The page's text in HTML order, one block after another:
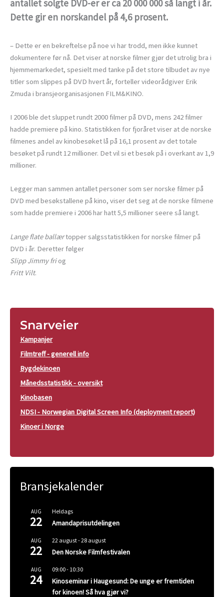
antallet solgte DVD-er er ca 20 000 000 så langt i år.
Dette gir en norskandel på 4,6 prosent.
– Dette er en bekreftelse på noe vi har trodd, men ikke kunnet
dokumentere før nå. Det viser at norske filmer gjør det utrolig bra i
hjemmemarkedet, spesielt med tanke på det store tilbudet av nye
titler som slippes på DVD hvert år, forteller videorådgiver Erik
Zmuda i bransjeorganisasjonen FILM&KINO.
I 2006 ble det sluppet rundt 2000 filmer på DVD, mens 242 filmer
hadde premiere på kino. Statistikken for fjoråret viser at de norske
filmenes andel av kinobesøket lå på 16,1 prosent av det totale
besøket på rundt 12 millioner. Det vil si et besøk på i overkant av 1,9
millioner.
Legger man sammen antallet personer som ser norske filmer på
DVD med besøkstallene på kino, viser det seg at de norske filmene
som hadde premiere i 2006 har hatt 5,5 millioner seere så langt.
Lange flate ballærtopper salgsstatistikken for norske filmer på
DVD i år. Deretter følger
Slipp Jimmy friog
Fritt Vilt.
Snarveier
Kampanjer
Filmtreff - generell info
Bygdekinoen
Månedsstatistikk - oversikt
Kinobasen
NDSI - Norwegian Digital Screen Info (deployment report)
Kinoer i Norge
Bransjekalender
AUG
22
Heldags
Amandaprisutdelingen
AUG
22
22 august-28 august
Den Norske Filmfestivalen
AUG
24
09:00- 10:30
Kinoseminar i Haugesund: De unge er fremtiden
for kinoen! Så hva gjør vi?